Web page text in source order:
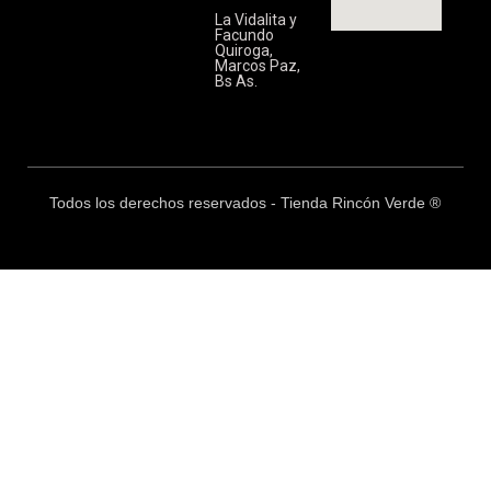
La Vidalita y
Facundo
Quiroga,
Marcos Paz,
Bs As.
Todos los derechos reservados - Tienda Rincón Verde ®